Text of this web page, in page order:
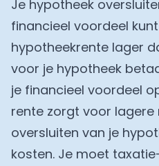
Je hypotheek
financieel voordeel
hypotheekrente lager
voor je hypotheek
je financieel voordeel
rente zorgt voor lagere
oversluiten van je
kosten. Je moet